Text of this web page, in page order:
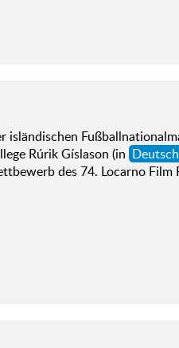
isländischen
Rúrik Gíslason (in
des 74. Locarno